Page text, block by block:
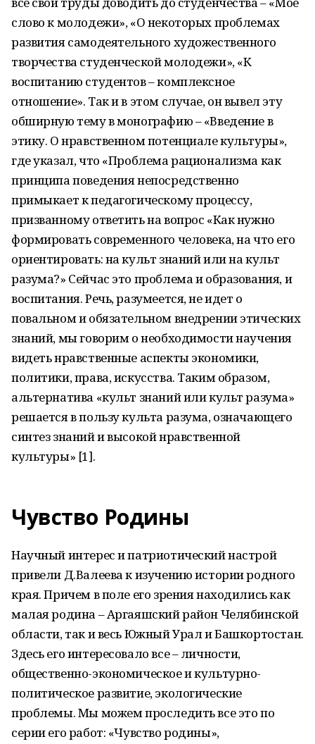
слово к молодежи», «О некоторых проблемах
развития самодеятельного художественного
творчества студенческой молодежи», «К
воспитанию студентов – комплексное
отношение». Так и в этом случае, он вывел эту
обширную тему в монографию – «Введение в
этику. О нравственном потенциале культуры»,
где указал, что «Проблема рационализма как
принципа поведения непосредственно
примыкает к педагогическому процессу,
призванному ответить на вопрос «Как нужно
формировать современного человека, на что его
ориентировать: на культ знаний или на культ
разума?» Сейчас это проблема и образования, и
воспитания. Речь, разумеется, не идет о
повальном и обязательном внедрении этических
знаний, мы говорим о необходимости научения
видеть нравственные аспекты экономики,
политики, права, искусства. Таким образом,
альтернатива «культ знаний или культ разума»
решается в пользу культа разума, означающего
синтез знаний и высокой нравственной
культуры» [1].
Чувство Родины
Научный интерес и патриотический настрой
привели Д.Валеева к изучению истории родного
края. Причем в поле его зрения находились как
малая родина – Аргаяшский район Челябинской
области, так и весь Южный Урал и Башкортостан.
Здесь его интересовало все – личности,
общественно-экономическое и культурно-
политическое развитие, экологические
проблемы. Мы можем проследить все это по
серии его работ: «Чувство родины»,